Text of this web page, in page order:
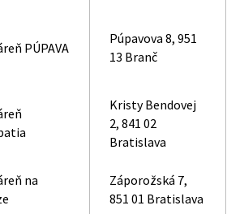
PÚPAVA
Púpavova 8, 951
13 Branč
Kristy Bendovej
2, 841 02
Bratislava
na
Záporožská 7,
851 01 Bratislava